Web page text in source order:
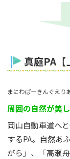
真庭PA【
まにわぱーきんぐえり
周囲の自然が美
岡山自動車道へ
するPA。自然あ
がら」、「高瀬